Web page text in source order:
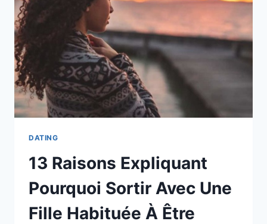
DATING
13 Raisons Expliquant
Pourquoi Sortir Avec Une
Fille Habituée À Être